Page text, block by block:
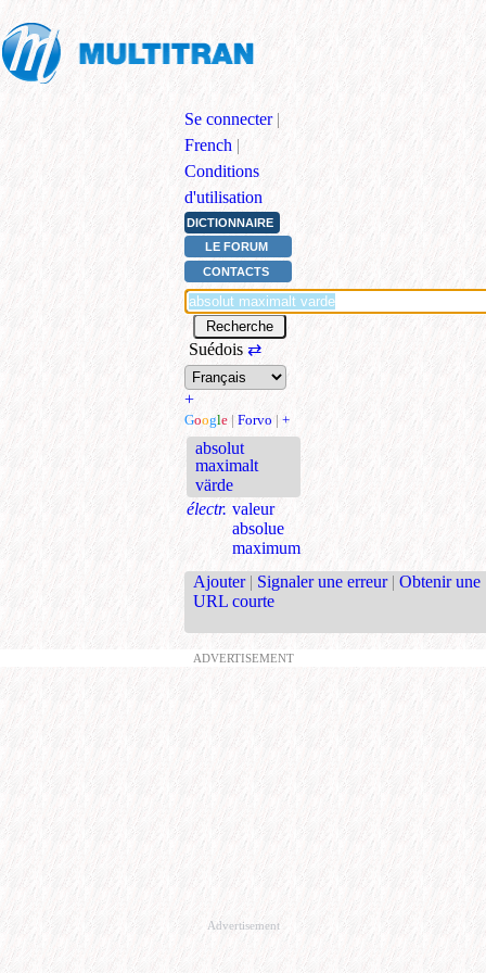
Se connecter |
French |
Conditions
d'utilisation
DICTIONNAIRE
LE FORUM
CONTACTS
Suédois ⇄
+
Google | Forvo | +
absolut
maximalt
värde
électr. valeur
absolue
maximum
Ajouter | Signaler une erreur | Obtenir une
URL courte
ADVERTISEMENT
Advertisement